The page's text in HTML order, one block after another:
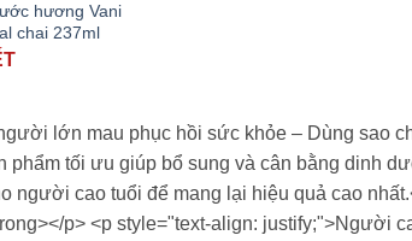
hương Vani
chai 237ml
lớn mau phục hồi sức khỏe – Dùng sao
tối ưu giúp bổ sung và cân bằng dinh
cao tuổi để mang lại hiệu quả cao
p> <p style="text-align: justify;">Người